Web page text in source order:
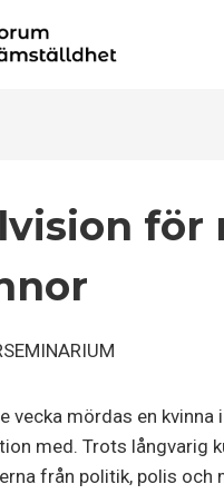
för
vecka mördas en kvinna
med. Trots långvarig
från politik, polis